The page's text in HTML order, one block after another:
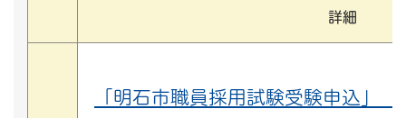
詳細
「明石市職員採用試験受験申込」